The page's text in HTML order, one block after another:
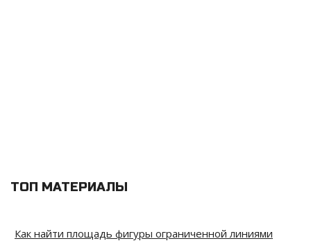
ТОП МАТЕРИАЛЫ
Как найти площадь фигуры ограниченной линиями